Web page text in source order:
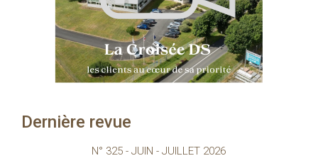
Dernière revue
N° 325 - JUIN - JUILLET 2026